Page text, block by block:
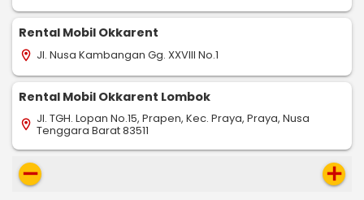
Rental Mobil Okkarent
location_on Jl. Nusa Kambangan Gg. XXVIII No.1
Rental Mobil Okkarent Lombok
location_on Jl. TGH. Lopan No.15, Prapen, Kec. Praya, Praya, Nusa
Tenggara Barat 83511
remove add